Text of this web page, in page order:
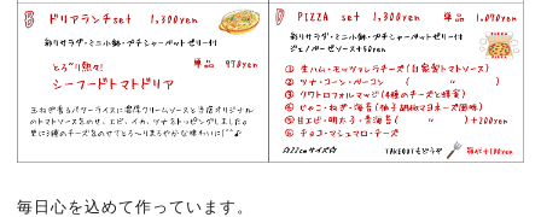
毎日心を込めて作っています。